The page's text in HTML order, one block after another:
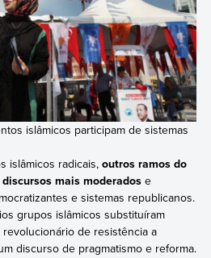
islâmicos participam de sistemas
islâmicos radicais, outros ramos do
mais moderadose
e sistemas republicanos.
grupos islâmicos substituíram
de resistência a
discurso de pragmatismo e reforma.